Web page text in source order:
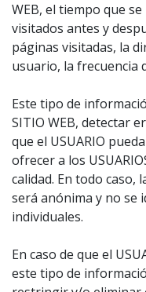
WEB, el tiempo que
visitados antes y
páginas visitadas, la
usuario, la frecuencia
Este tipo de
SITIO WEB, detectar
que el USUARIO
ofrecer a los
calidad. En todo caso,
será anónima y no se
individuales.
En caso de que el
este tipo de